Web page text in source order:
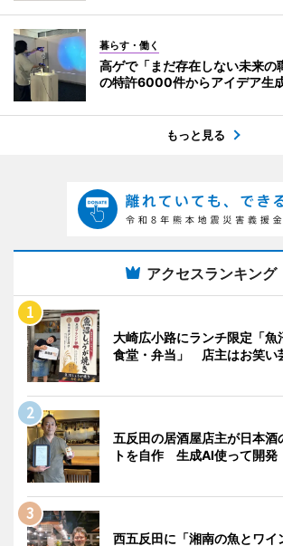
暮らす・働く
高ゲで「まだ存在しない未来
の特許6000件からアイデア生
もっと見る
アクセスランキング
大崎広小路にランチ限定「魚
食堂・弁当」 店主はお笑い
五反田の居酒屋店主が日本酒
トを自作 生成AI使って開発
西五反田に「湘南の魚とワイ